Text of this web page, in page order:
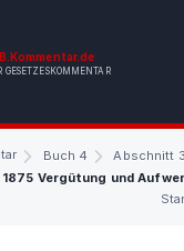
GESETZESKOMMENTAR
Buch 4 Abschnitt 3
1875 Vergütung und